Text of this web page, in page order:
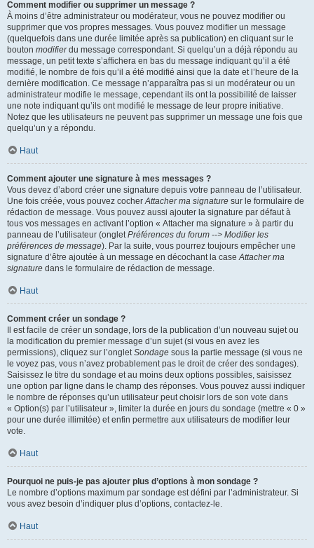
Comment modifier ou supprimer un message ?
À moins d’être administrateur ou modérateur, vous ne pouvez modifier ou
supprimer que vos propres messages. Vous pouvez modifier un message
(quelquefois dans une durée limitée après sa publication) en cliquant sur le
bouton modifierdu message correspondant. Si quelqu’un a déjà répondu au
message, un petit texte s’affichera en bas du message indiquant qu’il a été
modifié, le nombre de fois qu’il a été modifié ainsi que la date et l’heure de la
dernière modification. Ce message n’apparaîtra pas si un modérateur ou un
administrateur modifie le message, cependant ils ont la possibilité de laisser
une note indiquant qu’ils ont modifié le message de leur propre initiative.
Notez que les utilisateurs ne peuvent pas supprimer un message une fois que
quelqu’un y a répondu.
Haut
Comment ajouter une signature à mes messages ?
Vous devez d’abord créer une signature depuis votre panneau de l’utilisateur.
Une fois créée, vous pouvez cocherAttacher ma signature sur le formulaire de
rédaction de message. Vous pouvez aussi ajouter la signature par défaut à
tous vos messages en activant l’option « Attacher ma signature » à partir du
panneau de l’utilisateur (ongletPréférences du forum --> Modifier les
préférences de message). Par la suite, vous pourrez toujours empêcher une
signature d’être ajoutée à un message en décochant la caseAttacher ma
signature dans le formulaire de rédaction de message.
Haut
Comment créer un sondage ?
Il est facile de créer un sondage, lors de la publication d’un nouveau sujet ou
la modification du premier message d’un sujet (si vous en avez les
permissions), cliquez sur l’ongletSondage sous la partie message (si vous ne
le voyez pas, vous n’avez probablement pas le droit de créer des sondages).
Saisissez le titre du sondage et au moins deux options possibles, saisissez
une option par ligne dans le champ des réponses. Vous pouvez aussi indiquer
le nombre de réponses qu’un utilisateur peut choisir lors de son vote dans
« Option(s) par l’utilisateur », limiter la durée en jours du sondage (mettre « 0 »
pour une durée illimitée) et enfin permettre aux utilisateurs de modifier leur
vote.
Haut
Pourquoi ne puis-je pas ajouter plus d’options à mon sondage ?
Le nombre d’options maximum par sondage est défini par l’administrateur. Si
vous avez besoin d’indiquer plus d’options, contactez-le.
Haut